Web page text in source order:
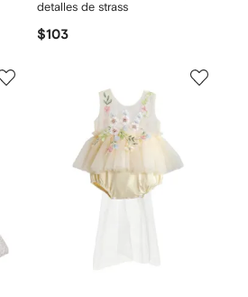
detalles de strass
$103